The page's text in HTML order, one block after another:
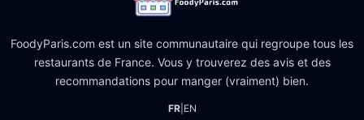
FoodyParis.com est un site communautaire qui regroupe tous les
restaurants de France. Vous y trouverez des avis et des
recommandations pour manger (vraiment) bien.
FR| EN